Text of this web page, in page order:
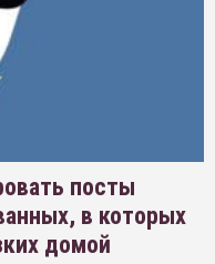
посты
в которых
домой